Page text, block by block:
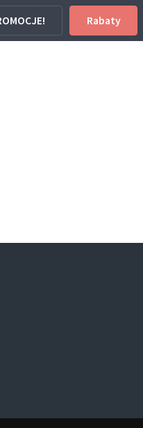
Rabaty